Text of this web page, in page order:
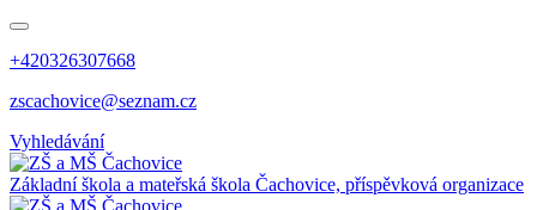
+420326307668
zscachovice@seznam.cz
Vyhledávání
Základní škola a mateřská škola Čachovice, příspěvková organizace